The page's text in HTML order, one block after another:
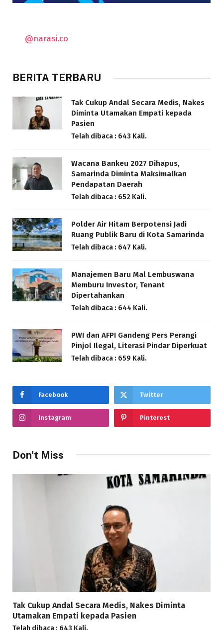
@narasi.co
BERITA TERBARU
Tak Cukup Andal Secara Medis, Nakes
Diminta Utamakan Empati kepada
Pasien
Telah dibaca : 643 Kali.
Wacana Bankeu 2027 Dihapus,
Samarinda Diminta Maksimalkan
Pendapatan Daerah
Telah dibaca : 652 Kali.
Polder Air Hitam Berpotensi Jadi
Ruang Publik Baru di Kota Samarinda
Telah dibaca : 647 Kali.
Manajemen Baru Mal Lembuswana
Memburu Investor, Tenant
Dipertahankan
Telah dibaca : 644 Kali.
PWI dan AFPI Gandeng Pers Perangi
Pinjol Ilegal, Literasi Pindar Diperkuat
Telah dibaca : 659 Kali.
Facebook Twitter
Instagram Pinterest
Don't Miss
Tak Cukup Andal Secara Medis, Nakes Diminta
Utamakan Empati kepada Pasien
Telah dibaca : 643 Kali.